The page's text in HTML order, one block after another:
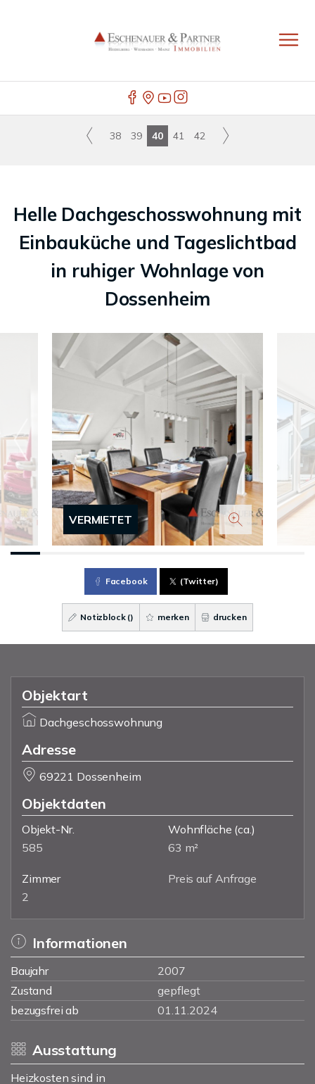
38 39 40 41 42
Helle Dachgeschosswohnung mit
Einbauküche und Tageslichtbad
in ruhiger Wohnlage von
Dossenheim
VERMIETET
Facebook (Twitter)
Notizblock () merken drucken
Objektart
Dachgeschosswohnung
Adresse
69221 Dossenheim
Objektdaten
Objekt-Nr.
585
Wohnfläche (ca.)
63 m²
Zimmer
2
Preis auf Anfrage
Informationen
Baujahr
2007
Zustand
gepflegt
bezugsfrei ab
01.11.2024
Ausstattung
Heizkosten sind in